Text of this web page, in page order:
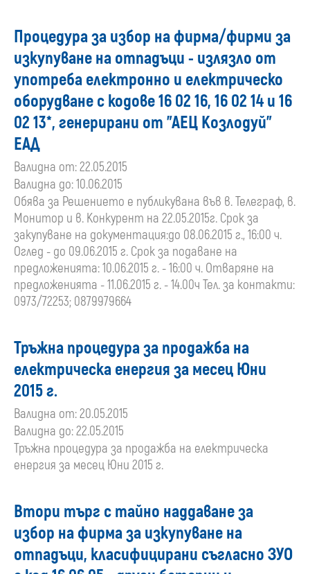
Процедура за избор на фирма/фирми за
изкупуване на отпадъци - излязло от
употреба електронно и електрическо
оборудване с кодове 16 02 16, 16 02 14 и 16
02 13*, генерирани от "АЕЦ Козлодуй"
ЕАД
Валидна от: 22.05.2015
Валидна до: 10.06.2015
Обява за Решението е публикувана във в. Телеграф, в.
Монитор и в. Конкурент на 22.05.2015г. Срок за
закупуване на документация:до 08.06.2015 г., 16:00 ч.
Оглед - до 09.06.2015 г. Срок за подаване на
предложенията: 10.06.2015 г. - 16:00 ч. Отваряне на
предложенията - 11.06.2015 г. - 14.00ч Тел. за контакти:
0973/72253; 0879979664
Тръжна процедура за продажба на
електрическа енергия за месец Юни
2015 г.
Валидна от: 20.05.2015
Валидна до: 22.05.2015
Тръжна процедура за продажба на електрическа
енергия за месец Юни 2015 г.
Втори търг с тайно наддаване за
избор на фирма за изкупуване на
отпадъци, класифицирани съгласно ЗУО